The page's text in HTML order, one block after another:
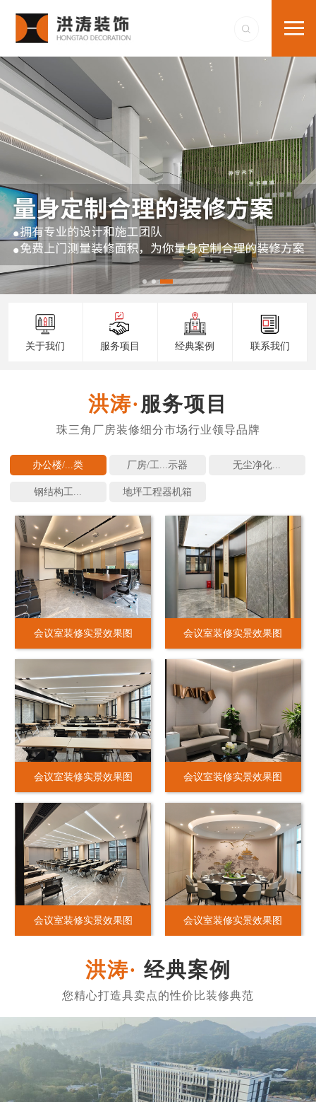
关于我们 服务项目 经典案例 联系我们
服务项目
办公楼/... 厂房/工... 无尘净化...
钢结构工... 地坪工程
会议室装修实景效果图 会议室装修实景效果图
会议室装修实景效果图 会议室装修实景效果图
会议室装修实景效果图 会议室装修实景效果图
经典案例